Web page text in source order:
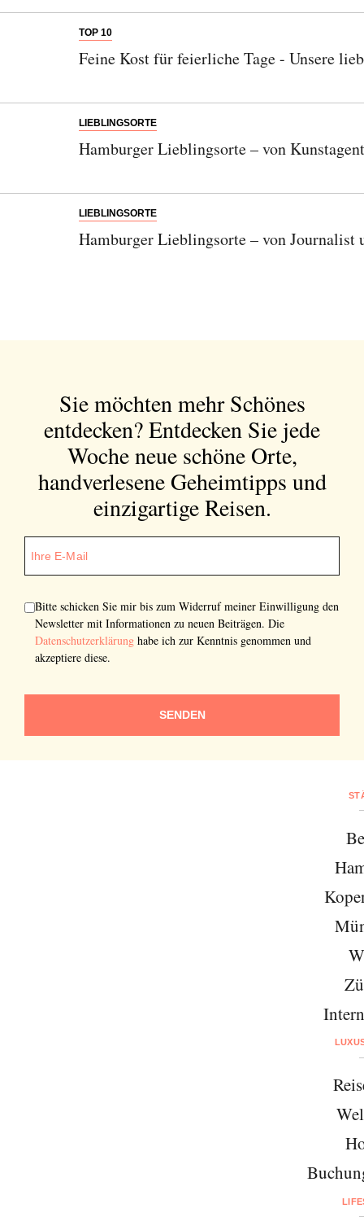
TOP 10
Feine Kost für feierliche Tage - Unsere
LIEBLINGSORTE
Hamburger Lieblingsorte – von
LIEBLINGSORTE
Hamburger Lieblingsorte – von Journalist
Sie möchten mehr Schönes
entdecken?Entdecken Sie jede
Woche neue schöne Orte,
handverlesene Geheimtipps und
einzigartige Reisen.
Bitte schicken Sie mir bis zum Widerruf meiner Einwilligung den
Newsletter mit Informationen zu neuen Beiträgen. Die
Datenschutzerklärung habe ich zur Kenntnis genommen und
akzeptiere diese.
SENDEN
Entdecken Sie jede Woche neue schöne
Orte, handverlesene Geheimtipps und
einzigartige Reisen.
zur Kenntnis genommen und akzeptiere diese.
SENDEN